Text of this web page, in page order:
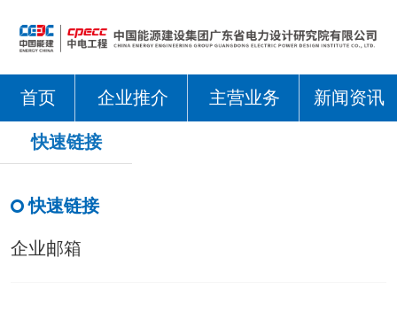
首页 企业推介 主营业务 新闻资讯
快速链接
快速链接
企业邮箱